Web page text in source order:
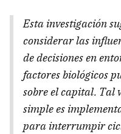
Esta investigación
considerar las
de decisiones en
factores biológicos
sobre el capital. Tal
simple es
para interrumpir